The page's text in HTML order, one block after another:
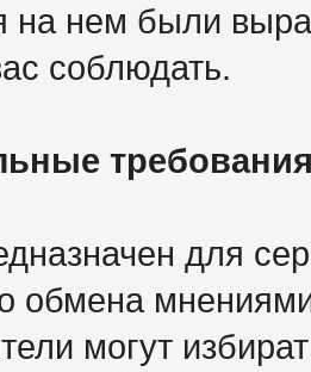
на нем были
соблюдать.
для
обмена
могут